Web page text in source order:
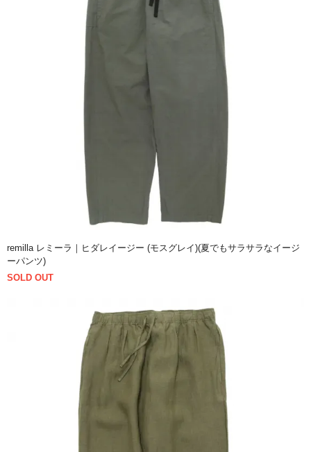
remilla レミーラ｜ヒダレイージー (モスグレイ)(夏でもサラサラなイージ
ーパンツ)
SOLD OUT